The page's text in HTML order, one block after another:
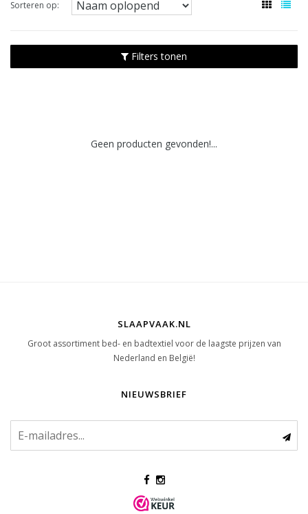
Sorteren op:
Filters tonen
Geen producten gevonden!...
SLAAPVAAK.NL
Groot assortiment bed- en badtextiel voor de laagste prijzen van
Nederland en België!
NIEUWSBRIEF